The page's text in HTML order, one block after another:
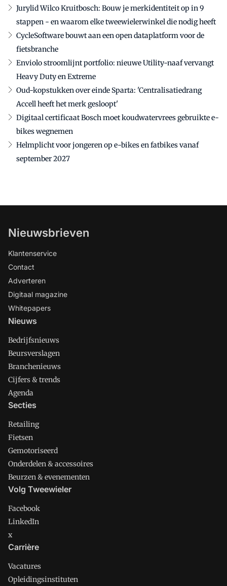
Jurylid Wilco Kruitbosch: Bouw je merkidentiteit op in 9
stappen - en waarom elke tweewielerwinkel die nodig heeft
CycleSoftware bouwt aan een open dataplatform voor de
fietsbranche
Enviolo stroomlijnt portfolio: nieuwe Utility-naaf vervangt
Heavy Duty en Extreme
Oud-kopstukken over einde Sparta: 'Centralisatiedrang
Accell heeft het merk gesloopt'
Digitaal certificaat Bosch moet koudwatervrees gebruikte e-
bikes wegnemen
Helmplicht voor jongeren op e-bikes en fatbikes vanaf
september 2027
Nieuwsbrieven
Klantenservice
Contact
Adverteren
Digitaal magazine
Whitepapers
Nieuws
Bedrijfsnieuws
Beursverslagen
Branchenieuws
Cijfers & trends
Agenda
Secties
Retailing
Fietsen
Gemotoriseerd
Onderdelen & accessoires
Beurzen & evenementen
Volg Tweewieler
Facebook
LinkedIn
x
Carrière
Vacatures
Opleidingsinstituten